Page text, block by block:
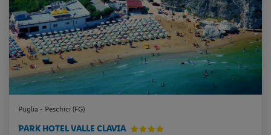
Puglia - Peschici (FG)
PARK HOTEL VALLE CLAVIA